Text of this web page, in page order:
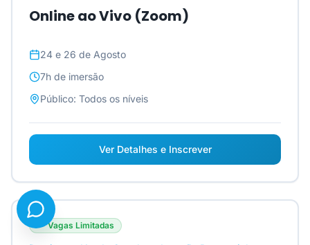
Online ao Vivo (Zoom)
24 e 26 de Agosto
7h de imersão
Público: Todos os níveis
Ver Detalhes e Inscrever
Vagas Limitadas